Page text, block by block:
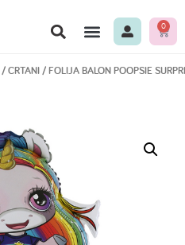
0
/CRTANI/ FOLIJA BALON POOPSIE